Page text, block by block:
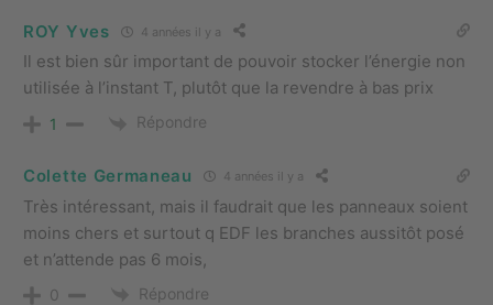
ROY Yves 4 années il y a
Il est bien sûr important de pouvoir stocker l’énergie non
utilisée à l’instant T, plutôt que la revendre à bas prix
1 Répondre
Colette Germaneau 4 années il y a
Très intéressant, mais il faudrait que les panneaux soient
moins chers et surtout q EDF les branches aussitôt posé
et n’attende pas 6 mois,
0 Répondre